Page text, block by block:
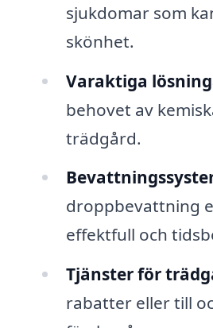
sjukdomar som
skönhet.
Varaktiga
behovet av
trädgård.
droppbevattning
effektfull och
Tjänster för
rabatter eller till